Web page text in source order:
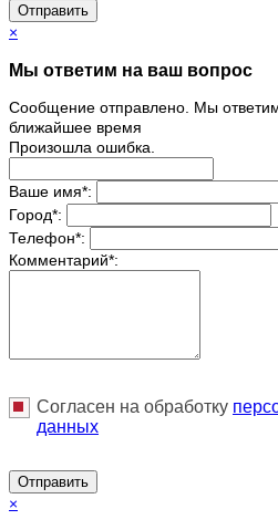
Отправить
×
Мы ответим на ваш вопрос
Сообщение отправлено. Мы
ближайшее время
Произошла ошибка.
Ваше имя*:
Город*:
Телефон*:
Комментарий*:
Согласен на обработку
данных
Отправить
×